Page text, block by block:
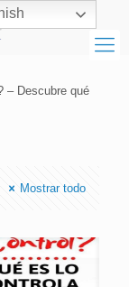
– Descubre qué
Mostrar todo